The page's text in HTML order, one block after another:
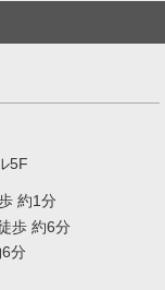
5F
約1分
歩 約6分
分